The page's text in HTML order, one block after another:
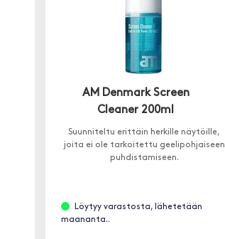
AM Denmark Screen
Cleaner 200ml
Suunniteltu erittäin herkille näytöille,
joita ei ole tarkoitettu geelipohjaiseen
puhdistamiseen.
Löytyy varastosta, lähetetään
maananta..